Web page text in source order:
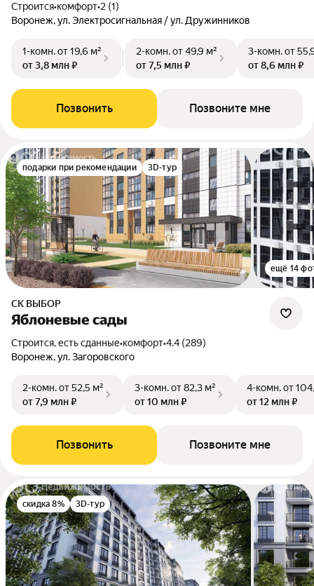
Строится•комфорт•2 (1)
Воронеж, ул. Электросигнальная / ул. Дружинников
1-комн.от 19,6 м²
от 3,8 млн ₽
2-комн.от 49,9 м²
от 7,5 млн ₽
3-комн.от
от 8,6 млн ₽
Позвонить Позвоните мне
подарки при рекомендации 3D-тур
ещё 14
СК ВЫБОР
Яблоневые сады
Строится, есть сданные•комфорт•4.4 (289)
Воронеж, ул. Загоровского
2-комн.от 52,5 м²
от 7,9 млн ₽
3-комн.от 82,3 м²
от 10 млн ₽
4-комн.от
от 12 млн ₽
Позвонить Позвоните мне
скидка 8% 3D-тур